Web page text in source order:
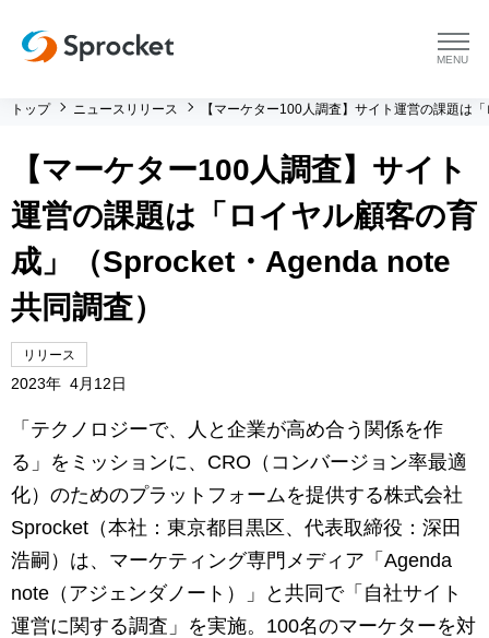
menu
プラットフォーム トップ
コンサルティング
運用支援 トップ
メソッド トップ
導入事例
よくある質問
会社情報
会社情報 トップ
会社概要
メンバー紹介
採用情報
セミナー・イベント
マーケティングお役立ち資料
トップ ニュースリリース 【マーケター100人調査】サイト運営の課題は
【マーケター100人調査】サイト
運営の課題は「ロイヤル顧客の育
成」（Sprocket・Agenda note
共同調査）
リリース
2023年 4月12日
「テクノロジーで、人と企業が高め合う関係を作
る」をミッションに、CRO（コンバージョン率最適
化）のためのプラットフォームを提供する株式会社
Sprocket（本社：東京都目黒区、代表取締役：深田
浩嗣）は、マーケティング専門メディア「Agenda
note（アジェンダノート）」と共同で「自社サイト
運営に関する調査」を実施。100名のマーケターを対